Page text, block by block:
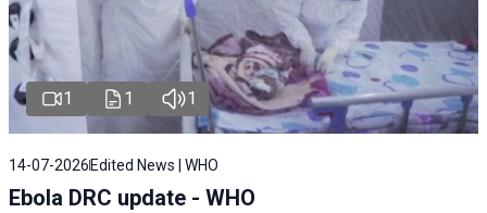
1 1 1
14-07-2026 Edited News | WHO
Ebola DRC update - WHO